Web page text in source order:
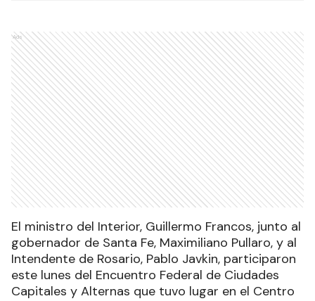
Ads
El ministro del Interior, Guillermo Francos, junto al
gobernador de Santa Fe, Maximiliano Pullaro, y al
Intendente de Rosario, Pablo Javkin, participaron
este lunes del Encuentro Federal de Ciudades
Capitales y Alternas que tuvo lugar en el Centro